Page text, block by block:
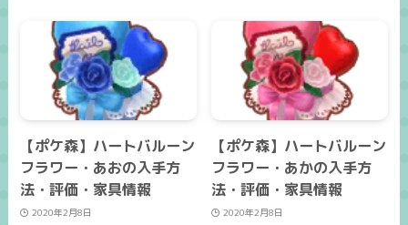
【ポケ森】ハートバルーン
フラワー・あおの入手方
法・評価・家具情報
2020年2月8日
【ポケ森】ハートバルーン
フラワー・あかの入手方
法・評価・家具情報
2020年2月8日